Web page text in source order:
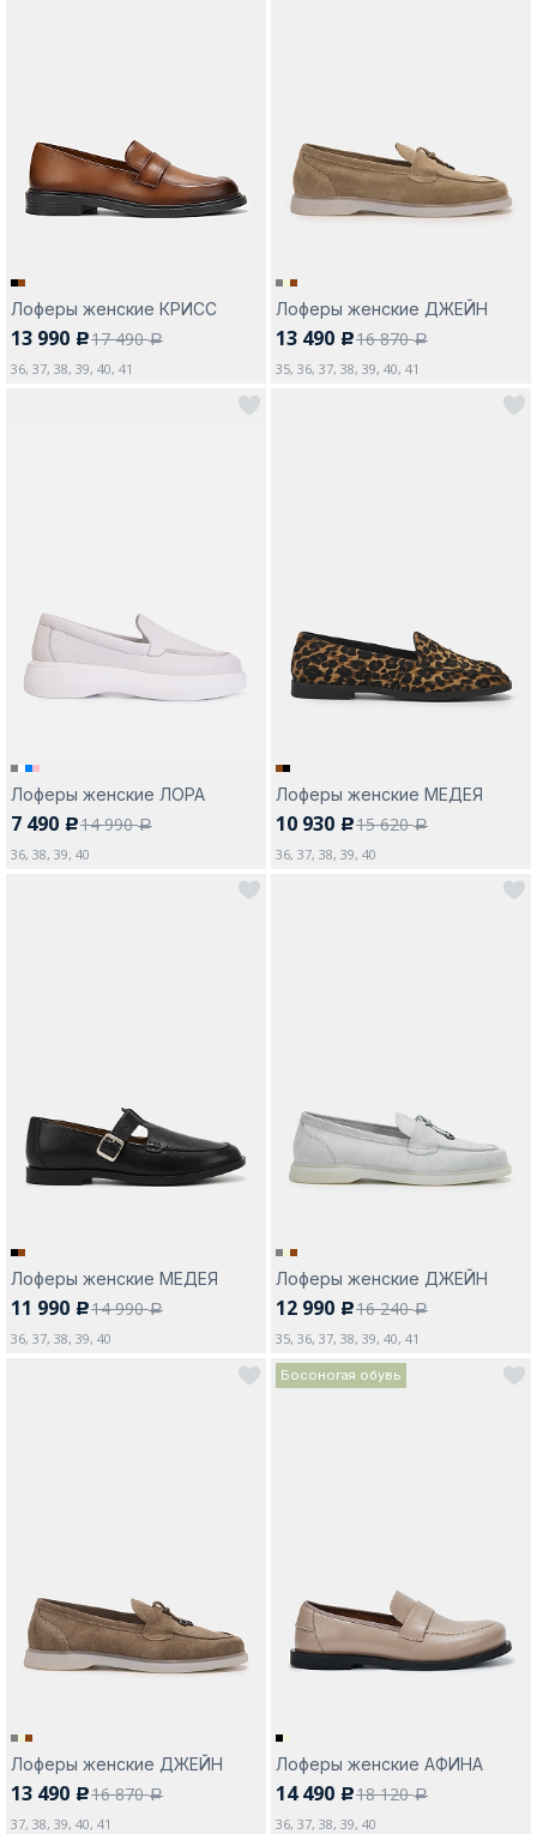
Лоферы женские КРИСС
13 990 c17 490a
36, 37, 38, 39, 40, 41
Лоферы женские ДЖЕЙН
13 490 c16 870a
35, 36, 37, 38, 39, 40, 41
Лоферы женские ЛОРА
7 490 c14 990a
36, 38, 39, 40
Лоферы женские МЕДЕЯ
10 930 c15 620a
36, 37, 38, 39, 40
Лоферы женские МЕДЕЯ
11 990 c14 990a
36, 37, 38, 39, 40
Лоферы женские ДЖЕЙН
12 990 c16 240a
35, 36, 37, 38, 39, 40, 41
Лоферы женские ДЖЕЙН
13 490 c16 870a
37, 38, 39, 40, 41
Босоногая обувь
Лоферы женские АФИНА
14 490 c18 120a
36, 37, 38, 39, 40